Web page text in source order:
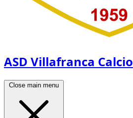
ASD Villafranca Calcio
Close main menu